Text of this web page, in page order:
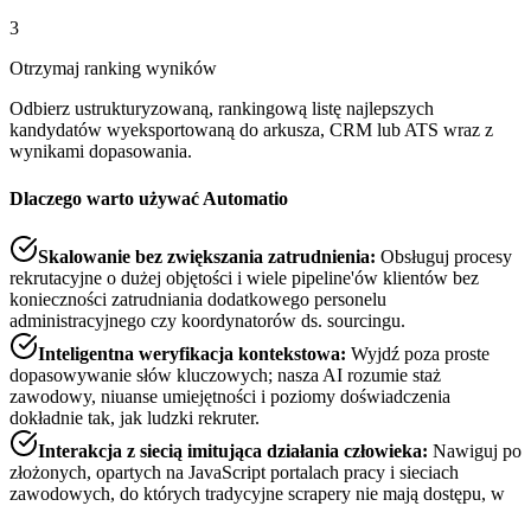
3
Otrzymaj ranking wyników
Odbierz ustrukturyzowaną, rankingową listę najlepszych
kandydatów wyeksportowaną do arkusza, CRM lub ATS wraz z
wynikami dopasowania.
Dlaczego warto używać Automatio
Skalowanie bez zwiększania zatrudnienia: Obsługuj procesy
rekrutacyjne o dużej objętości i wiele pipeline'ów klientów bez
konieczności zatrudniania dodatkowego personelu
administracyjnego czy koordynatorów ds. sourcingu.
Inteligentna weryfikacja kontekstowa: Wyjdź poza proste
dopasowywanie słów kluczowych; nasza AI rozumie staż
zawodowy, niuanse umiejętności i poziomy doświadczenia
dokładnie tak, jak ludzki rekruter.
Interakcja z siecią imitująca działania człowieka: Nawiguj po
złożonych, opartych na JavaScript portalach pracy i sieciach
zawodowych, do których tradycyjne scrapery nie mają dostępu, w